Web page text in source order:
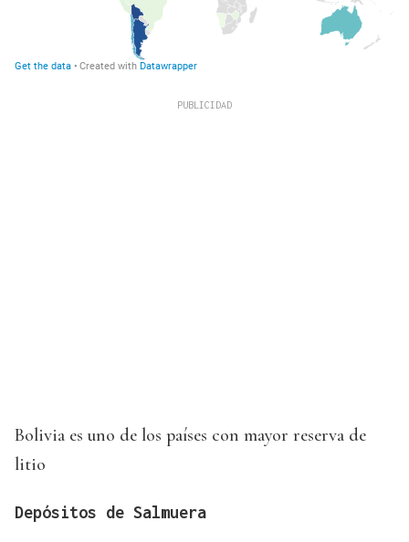
Bolivia es uno de los países con mayor reserva de
litio
Depósitos de Salmuera